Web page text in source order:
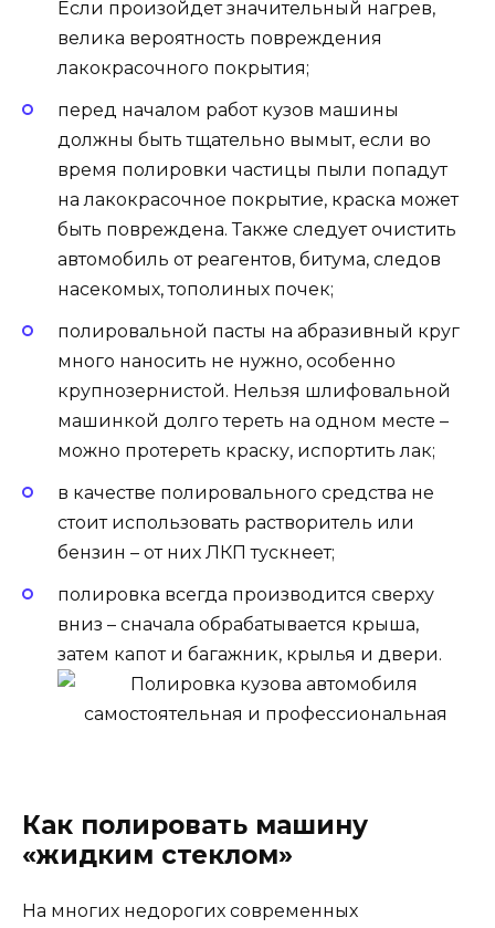
Если произойдет значительный нагрев,
велика вероятность повреждения
лакокрасочного покрытия;
перед началом работ кузов машины
должны быть тщательно вымыт, если во
время полировки частицы пыли попадут
на лакокрасочное покрытие, краска может
быть повреждена. Также следует очистить
автомобиль от реагентов, битума, следов
насекомых, тополиных почек;
полировальной пасты на абразивный круг
много наносить не нужно, особенно
крупнозернистой. Нельзя шлифовальной
машинкой долго тереть на одном месте –
можно протереть краску, испортить лак;
в качестве полировального средства не
стоит использовать растворитель или
бензин – от них ЛКП тускнеет;
полировка всегда производится сверху
вниз – сначала обрабатывается крыша,
затем капот и багажник, крылья и двери.
Как полировать машину
«жидким стеклом»
На многих недорогих современных